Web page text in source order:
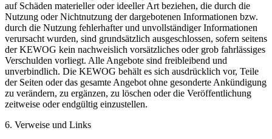
auf Schäden materieller oder ideeller Art beziehen, die durch die
Nutzung oder Nichtnutzung der dargebotenen Informationen bzw.
durch die Nutzung fehlerhafter und unvollständiger Informationen
verursacht wurden, sind grundsätzlich ausgeschlossen, sofern seitens
der KEWOG kein nachweislich vorsätzliches oder grob fahrlässiges
Verschulden vorliegt. Alle Angebote sind freibleibend und
unverbindlich. Die KEWOG behält es sich ausdrücklich vor, Teile
der Seiten oder das gesamte Angebot ohne gesonderte Ankündigung
zu verändern, zu ergänzen, zu löschen oder die Veröffentlichung
zeitweise oder endgültig einzustellen.
6. Verweise und Links